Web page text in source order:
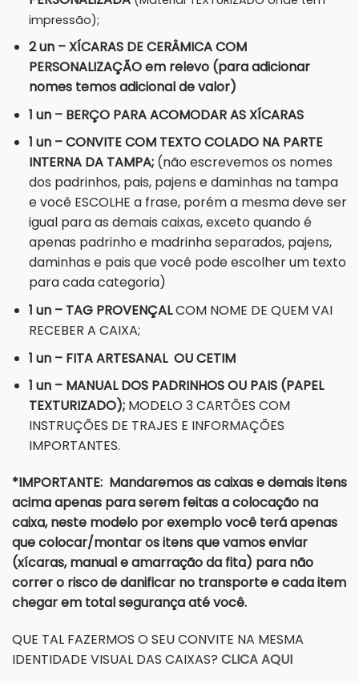
impressão);
2 un – XÍCARAS DE CERÂMICA COM
PERSONALIZAÇÃO em relevo (para adicionar
nomes temos adicional de valor)
1 un – BERÇO PARA ACOMODAR AS XÍCARAS
1 un – CONVITE COM TEXTO COLADO NA PARTE
INTERNA DA TAMPA;(não escrevemos os nomes
dos padrinhos, pais, pajens e daminhas na tampa
e você ESCOLHE a frase, porém a mesma deve ser
igual para as demais caixas, exceto quando é
apenas padrinho e madrinha separados, pajens,
daminhas e pais que você pode escolher um texto
para cada categoria)
1 un – TAG PROVENÇALCOM NOME DE QUEM VAI
RECEBER A CAIXA;
1 un – FITA ARTESANAL OU CETIM
1 un – MANUAL DOS PADRINHOS OU PAIS (PAPEL
TEXTURIZADO);MODELO 3 CARTÕES COM
INSTRUÇÕES DE TRAJES E INFORMAÇÕES
IMPORTANTES.
*IMPORTANTE: Mandaremos as caixas e demais itens
acima apenas para serem feitas a colocação na
caixa, neste modelo por exemplo você terá apenas
que colocar/montar os itens que vamos enviar
(xícaras, manual e amarração da fita) para não
correr o risco de danificar no transporte e cada item
chegar em total segurança até você.
QUE TAL FAZERMOS O SEU CONVITE NA MESMA
IDENTIDADE VISUAL DAS CAIXAS? CLICA AQUI